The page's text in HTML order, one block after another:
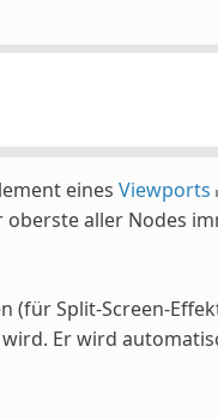
eines Viewports
aller Nodes
(für Split-Screen-
Er wird